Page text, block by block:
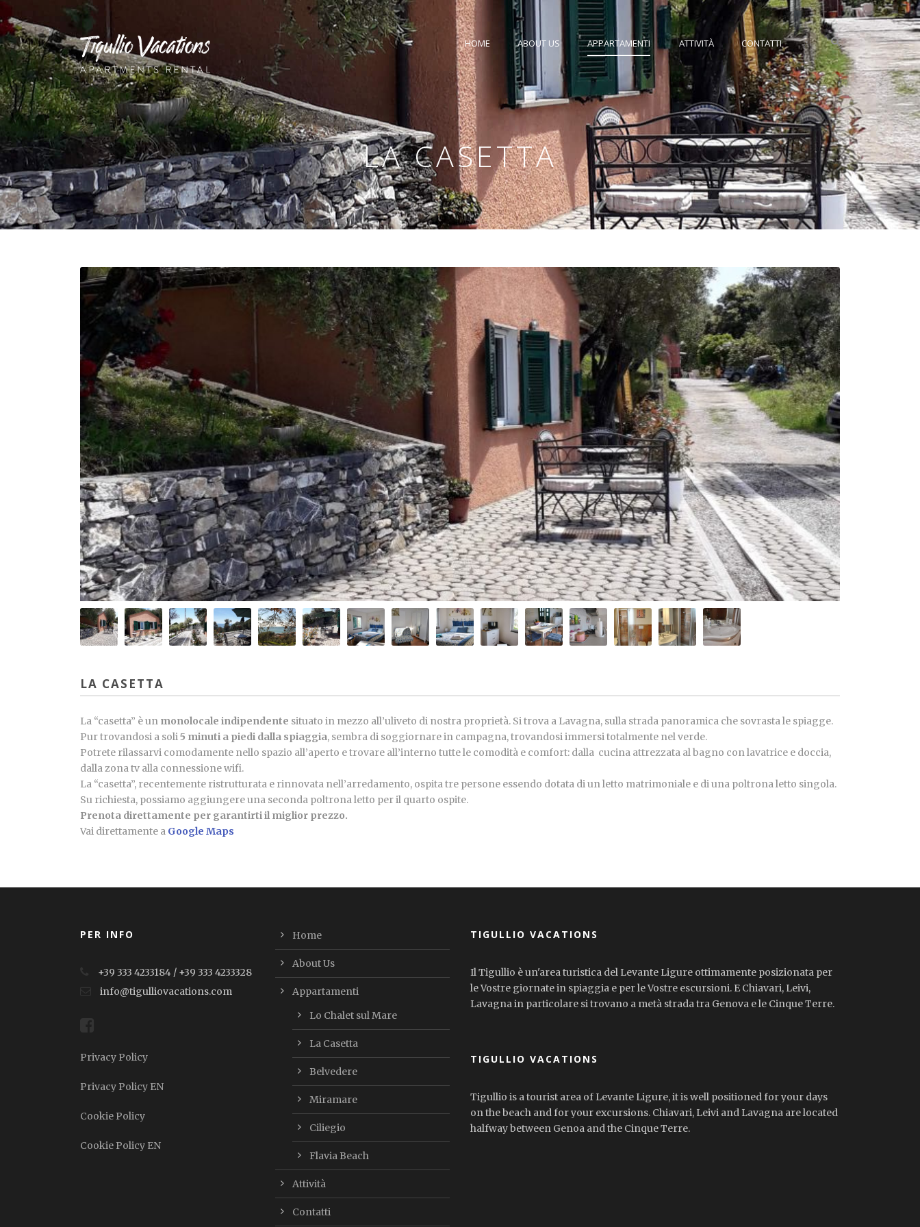
HOME ABOUT US APPARTAMENTI ATTIVITÀ CONTATTI •
LA CASETTA
LA CASETTA
La “casetta” è un monolocale indipendente situato in mezzo all’uliveto di nostra proprietà. Si trova a Lavagna, sulla strada panoramica che sovrasta le spiagge.
Pur trovandosi a soli5 minuti a piedi dalla spiaggia, sembra di soggiornare in campagna, trovandosi immersi totalmente nel verde.
Potrete rilassarvi comodamente nello spazio all’aperto e trovare all’interno tutte le comodità e comfort: dalla cucina attrezzata al bagno con lavatrice e doccia,
dalla zona tv alla connessione wifi.
La “casetta”, recentemente ristrutturata e rinnovata nell’arredamento, ospita tre persone essendo dotata di un letto matrimoniale e di una poltrona letto singola.
Su richiesta, possiamo aggiungere una seconda poltrona letto per il quarto ospite.
Prenota direttamente per garantirti il miglior prezzo.
Vai direttamente a Google Maps
PER INFO
+39 333 4233184 / +39 333 4233328
info@tigulliovacations.com
Privacy Policy
Privacy Policy EN
Cookie Policy
Cookie Policy EN
Home
About Us
Appartamenti
Lo Chalet sul Mare
La Casetta
Belvedere
Miramare
Ciliegio
Flavia Beach
Attività
Contatti
TIGULLIO VACATIONS
Il Tigullio è un'area turistica del Levante Ligure ottimamente posizionata per
le Vostre giornate in spiaggia e per le Vostre escursioni. E Chiavari, Leivi,
Lavagna in particolare si trovano a metà strada tra Genova e le Cinque Terre.
TIGULLIO VACATIONS
Tigullio is a tourist area of Levante Ligure, it is well positioned for your days
on the beach and for your excursions. Chiavari, Leivi and Lavagna are located
halfway between Genoa and the Cinque Terre.